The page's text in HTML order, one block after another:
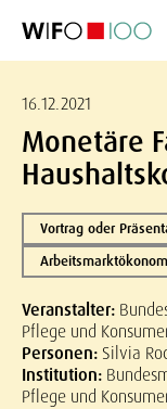
16.12.2021
Monetäre
Vortrag oder
Veranstalter:
Pflege und
Personen: Silvia
Institution:
Pflege und